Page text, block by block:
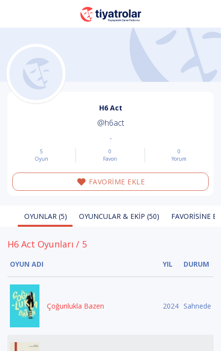
H6 Act
@h6act
-
5
Oyun
0
Favori
0
Yorum
FAVORİME EKLE
OYUNLAR (5) OYUNCULAR & EKIP (50) FAVORISINE
H6 Act Oyunları / 5
OYUN ADI YIL DURUM
Çoğunlukla Bazen 2024 Sahnede